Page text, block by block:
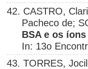
42. CASTRO,
Pacheco de;
BSA e os
In: 13o
43. TORRES,